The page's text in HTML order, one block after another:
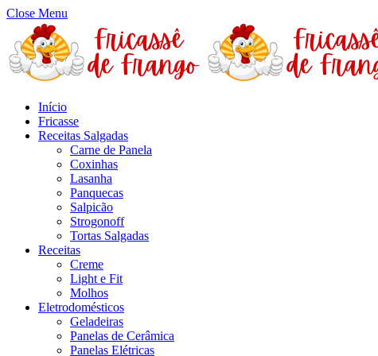
Close Menu
Início
Fricasse
Receitas Salgadas
Carne de Panela
Coxinhas
Lasanha
Panquecas
Salpicão
Strogonoff
Tortas Salgadas
Receitas
Creme
Light e Fit
Molhos
Eletrodomésticos
Geladeiras
Panelas de Cerâmica
Panelas Elétricas